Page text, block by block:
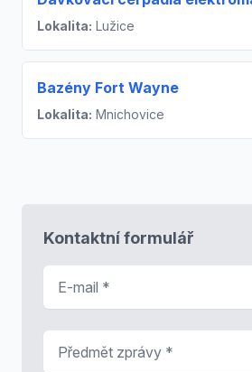
Lokalita: Lužice
Bazény Fort Wayne
Lokalita: Mnichovice
Kontaktní formulář